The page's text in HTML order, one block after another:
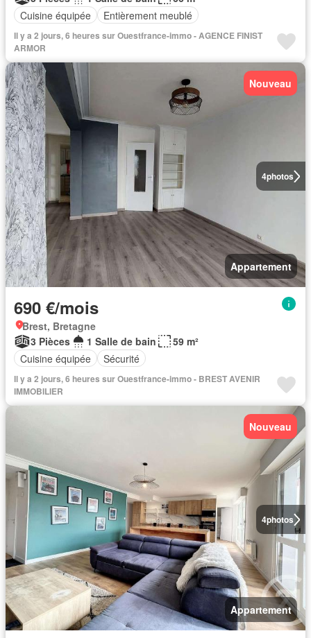
Cuisine équipée
Entièrement meublé
Il y a 2 jours, 6 heures sur Ouestfrance-immo - AGENCE FINIST
ARMOR
4photos
Nouveau
Appartement
690 €/mois
Brest, Bretagne
3 Pièces
1 Salle de bain
59 m²
Cuisine équipée
Sécurité
Il y a 2 jours, 6 heures sur Ouestfrance-immo - BREST AVENIR
IMMOBILIER
4photos
Nouveau
Appartement